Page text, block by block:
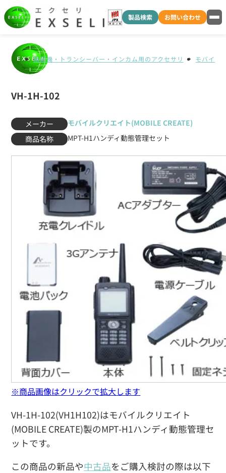
製品検索 お問い合わせ
無線機・トランシーバー・インカム用のアクセサリ モバイル
VH-1H-102
メーカー
モバイルクリエイト(MOBILE CREATE)
商品名称
MPT-H1ハンディ動態管理セット
VH-1H-102(VH1H102)はモバイルクリエイト
(MOBILE CREATE)製のMPT-H1ハンディ動態管理セ
ットです。
この商品の新品や中古品をご購入検討の際は以下
※商品画像はクリックで拡大します